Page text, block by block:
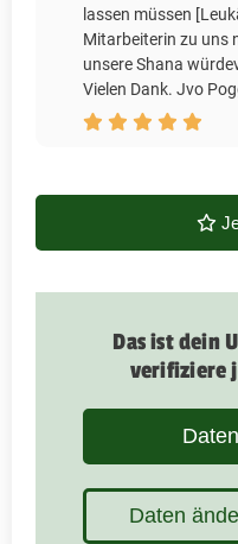
lassen müssen
Mitarbeiterin zu uns
unsere Shana
Vielen Dank. Jvo
Das ist dein
verifiziere
Daten